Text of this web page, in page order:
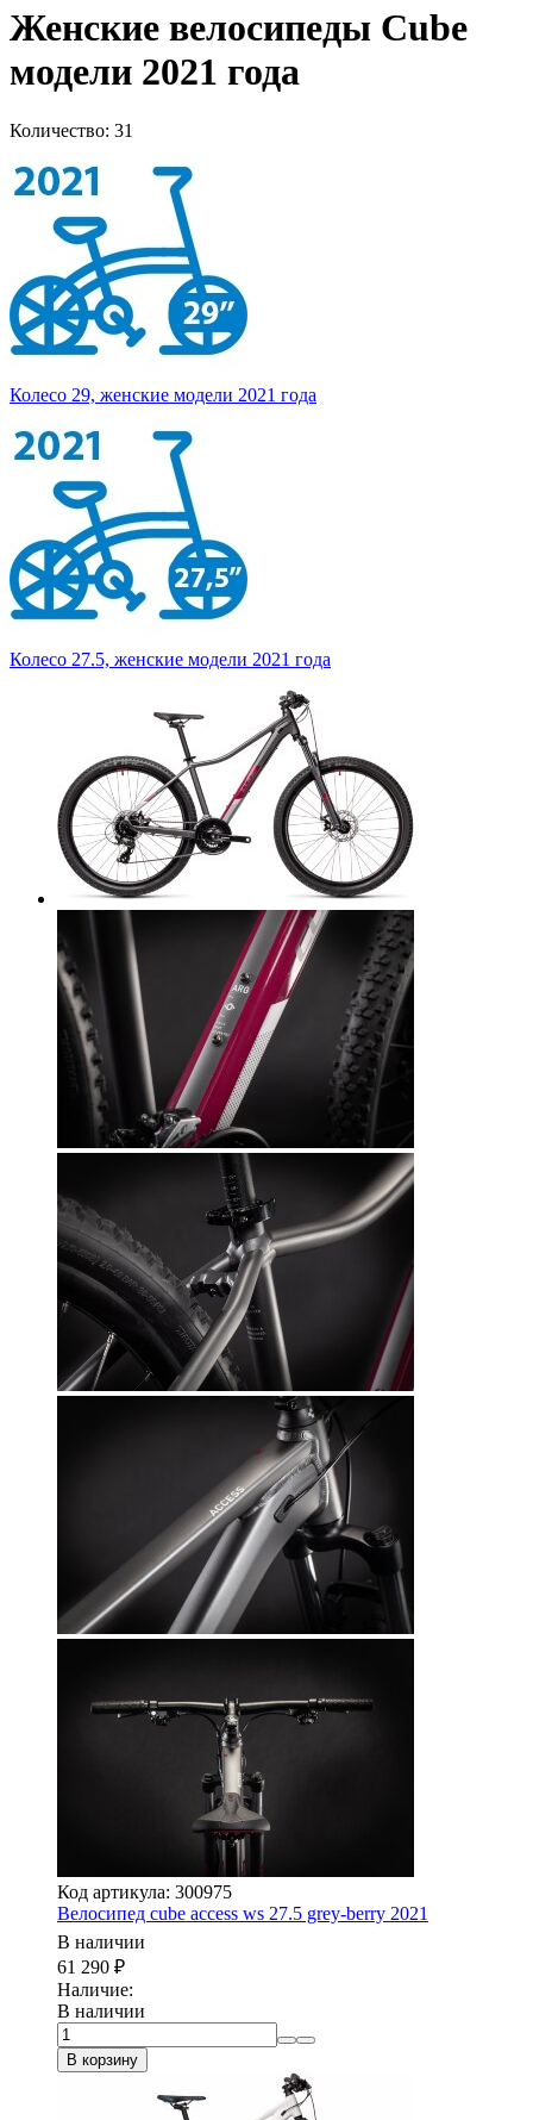
Женские велосипеды Cube
модели 2021 года
Количество: 31
Колесо 29, женские модели 2021 года
Колесо 27.5, женские модели 2021 года
Код артикула: 300975
Велосипед cube access ws 27.5 grey-berry 2021
В наличии
61 290 ₽
Наличие:
В наличии
В корзину